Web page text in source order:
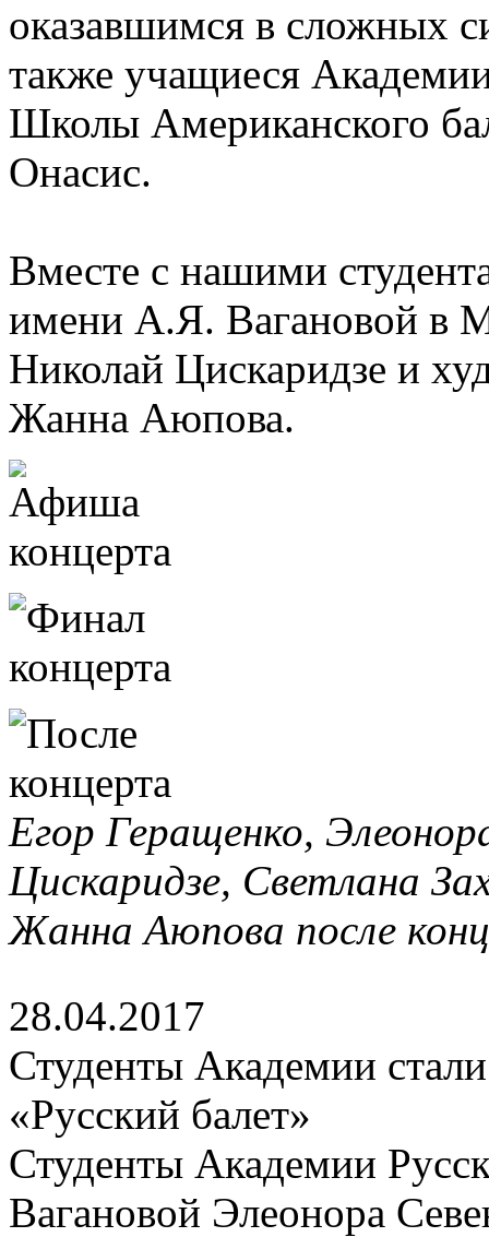
оказавшимся в сложных
также учащиеся
Школы Американского
Онасис.
Вместе с нашими
имени А.Я. Вагановой в
Николай Цискаридзе и
Жанна Аюпова.
Егор Геращенко,
Цискаридзе, Светлана
Жанна Аюпова после
28.04.2017
Студенты Академии
«Русский балет»
Студенты Академии
Вагановой Элеонора